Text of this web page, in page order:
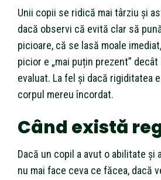
Unii copii se ridică mai târziu și
dacă observi că evită clar să
picioare, că se lasă moale
picior e „mai puțin prezent”
evaluat. La fel și dacă rigiditatea
corpul mereu încordat.
Când există
Dacă un copil a avut o abilitate și
nu mai face ceva ce făcea, dacă